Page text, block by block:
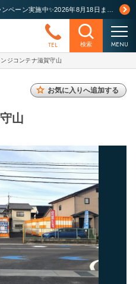
TEL 検索 MENU
ンジコンテナ滋賀守山
山
お気に入りへ追加する